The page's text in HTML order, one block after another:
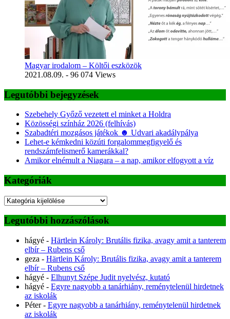
Magyar irodalom – Költői eszközök
2021.08.09. - 96 074 Views
Legutóbbi bejegyzések
Szebehely Győző vezetett el minket a Holdra
Közösségi színház 2026 (felhívás)
Szabadtéri mozgásos játékok ☻ Udvari akadálypálya
Lehet-e kémkedni közúti forgalommegfigyelő és
rendszámfelismerő kamerákkal?
Amikor elnémult a Niagara – a nap, amikor elfogyott a víz
Kategóriák
Kategóriák
Legutóbbi hozzászólások
hágyé - Härtlein Károly: Brutális fizika, avagy amit a tanterem
elbír – Rubens cső
geza - Härtlein Károly: Brutális fizika, avagy amit a tanterem
elbír – Rubens cső
hágyé - Elhunyt Szépe Judit nyelvész, kutató
hágyé - Egyre nagyobb a tanárhiány, reménytelenül hirdetnek
az iskolák
Péter- Egyre nagyobb a tanárhiány, reménytelenül hirdetnek
az iskolák